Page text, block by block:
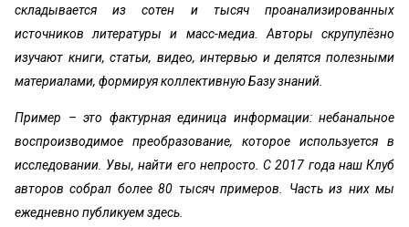
складывается из сотен и тысяч проанализированных
источников литературы и масс-медиа. Авторы скрупулёзно
изучают книги, статьи, видео, интервью и делятся полезными
материалами, формируя коллективную Базу знаний.
Пример – это фактурная единица информации: небанальное
воспроизводимое преобразование, которое используется в
исследовании. Увы, найти его непросто. С 2017 года наш Клуб
авторов собрал более 80 тысяч примеров. Часть из них мы
ежедневно публикуем здесь.